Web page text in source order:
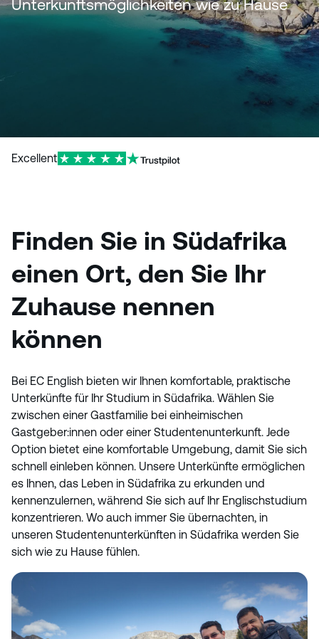
n Unterkunftsmöglichkeiten wie zu Hause
Excellent
Finden Sie in Südafrika
einen Ort, den Sie Ihr
Zuhause nennen
können
Bei EC English bieten wir Ihnen komfortable, praktische
Unterkünfte für Ihr Studium in Südafrika. Wählen Sie
zwischen einer Gastfamilie bei einheimischen
Gastgeber:innen oder einer Studentenunterkunft. Jede
Option bietet eine komfortable Umgebung, damit Sie sich
schnell einleben können. Unsere Unterkünfte ermöglichen
es Ihnen, das Leben in Südafrika zu erkunden und
kennenzulernen, während Sie sich auf Ihr Englischstudium
konzentrieren. Wo auch immer Sie übernachten, in
unseren Studentenunterkünften in Südafrika werden Sie
sich wie zu Hause fühlen.